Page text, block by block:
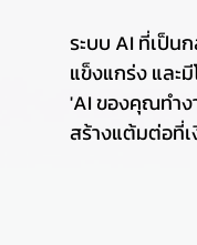
ระบบ AI ที่เป็น
แข็งแกร่ง และ
'AI ของคุณทำง
สร้างแต้มต่อที่